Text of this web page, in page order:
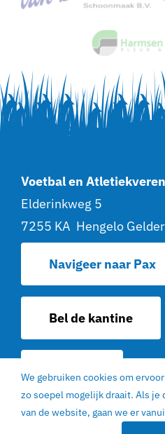
Voetbal en
Elderinkweg 5
7255 KA Hengelo
Navigeer naar Pax
Bel de kantine
Contact
© 2022 | V. en AV. PAX
We gebruiken cookies om
zo soepel mogelijk draait. Als je
van de website, gaan we er